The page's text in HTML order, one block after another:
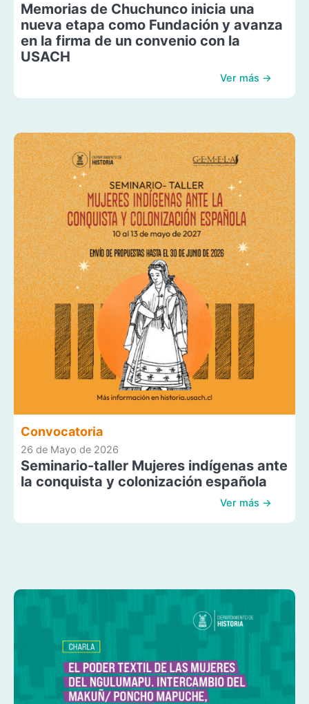
Memorias de Chuchunco inicia una
nueva etapa como Fundación y avanza
en la firma de un convenio con la
USACH
Ver más →
Convocatoria
26 de Mayo de 2026
Seminario-taller Mujeres indígenas ante
la conquista y colonización española
Ver más →